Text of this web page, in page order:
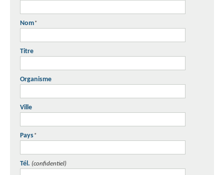
Nom*
Titre
Organisme
Ville
Pays*
Tél. (confidentiel)